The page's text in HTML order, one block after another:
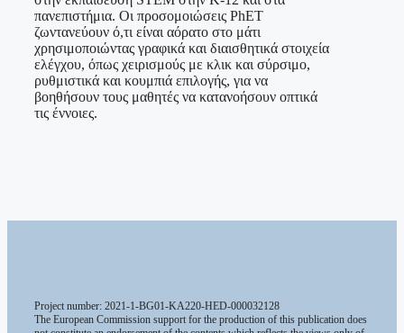
πανεπιστήμια. Οι προσομοιώσεις PhET
ζωντανεύουν ό,τι είναι αόρατο στο μάτι
χρησιμοποιώντας γραφικά και διαισθητικά στοιχεία
ελέγχου, όπως χειρισμούς με κλικ και σύρσιμο,
ρυθμιστικά και κουμπιά επιλογής, για να
βοηθήσουν τους μαθητές να κατανοήσουν οπτικά
τις έννοιες.
Project number: 2021-1-BG01-KA220-HED-000032128
The European Commission support for the production of this publication does